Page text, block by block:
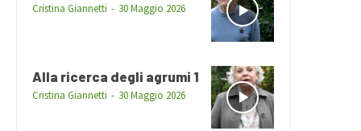
Cristina Giannetti - 30 Maggio 2026
Alla ricerca degli agrumi 1
Cristina Giannetti - 30 Maggio 2026